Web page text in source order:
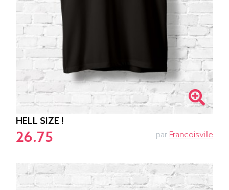
HELL SIZE !
26.75 par Francoisville